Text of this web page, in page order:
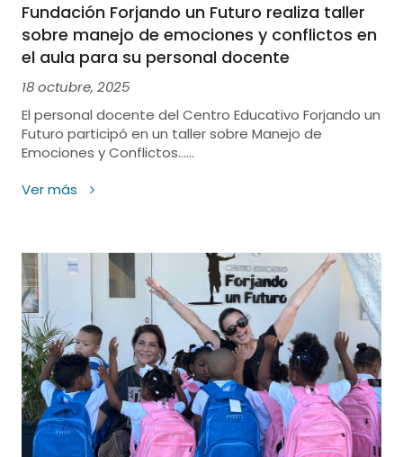
Fundación Forjando un Futuro realiza taller
sobre manejo de emociones y conflictos en
el aula para su personal docente
18 octubre, 2025
El personal docente del Centro Educativo Forjando un
Futuro participó en un taller sobre Manejo de
Emociones y Conflictos......
Ver más